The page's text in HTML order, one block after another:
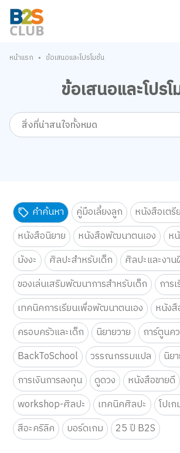
หน้าแรก • ข้อเสนอและโปรโมชั่น
ข้อเสนอและโปร
สิ่งที่น่าสนใจทั้งหมด
คำค้นหา คู่มือเลี้ยงลูก
หนังสือเต
หนังสือนิยาย
หนังสือพัฒนาตนเอง
ห
มังงะ
ศิลปะสำหรับเด็ก
ศิลปะและงา
ของเล่นเสริมพัฒนาการสำหรับเด็ก
การ
เทคนิคการเรียนเพื่อพัฒนาตนเอง
หนังสื
ครอบครัวและเด็ก
นิยายวาย
การ์ตูนค
BackToSchool
วรรณกรรมแปล
นิย
การเงินการลงทุน
ดูดวง
หนังสือขายดี
workshop-ศิลปะ
เทคนิคศิลปะ
โปเ
สีอะคริลิค
บอร์ดเกม 25 ปี B2S